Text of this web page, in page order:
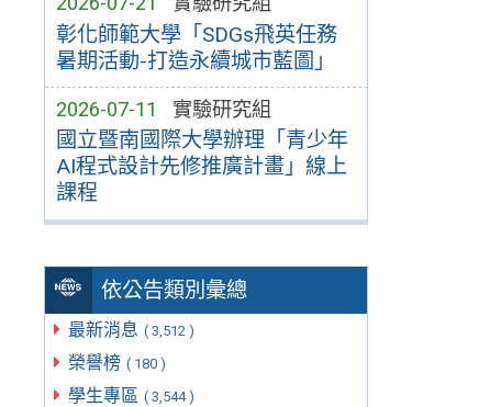
彰化師範大學「SDGs飛英任務
暑期活動-打造永續城市藍圖」
2026-07-11 實驗研究組
國立暨南國際大學辦理「青少年
AI程式設計先修推廣計畫」線上
課程
依公告類別彙總
最新消息 ( 3,512 )
榮譽榜 ( 180 )
學生專區 ( 3,544 )